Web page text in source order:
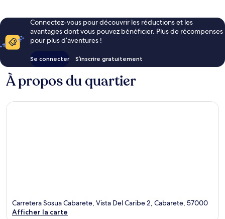
Connectez-vous pour découvrir les réductions et les
avantages dont vous pouvez bénéficier. Plus de récompenses
pour plus d’aventures !
Se connecter S’inscrire gratuitement
À propos du quartier
Carretera Sosua Cabarete, Vista Del Caribe 2, Cabarete, 57000
Afficher la carte